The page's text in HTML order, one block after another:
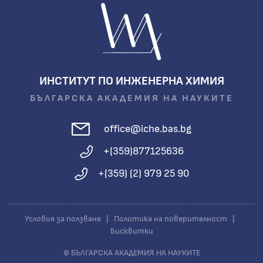
ИНСТИТУТ ПО ИНЖЕНЕРНА ХИМИЯ
БЪЛГАРСКА АКАДЕМИЯ НА НАУКИТЕ
office@iche.bas.bg
+(359)877125636
+(359) (2) 979 25 90
Условия за ползване Политика на поверителност
Бисквитки
© БЪЛГАРСКА АКАДЕМИЯ НА НАУКИТЕ